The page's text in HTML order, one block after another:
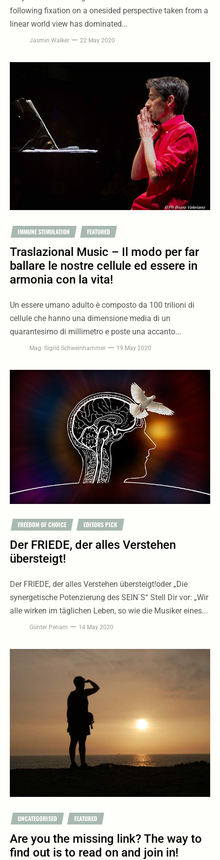
following fixation on a onesided perspective taken from a
linear world view has dominated...
Jasmin Walker 22 May 2020
IMMUNE STIMULATION FEATURED
Traslazional Music – Il modo per far
ballare le nostre cellule ed essere in
armonia con la vita!
Un essere umano adulto è composto da 100 trilioni di
cellule che hanno una dimensione media di un
quarantesimo di millimetro e poste una accanto...
Mag. Sigrid Schweinhammer 19 May 2020
FREEDOM OF CHOICE EDITORS PICK
Der FRIEDE, der alles Verstehen
übersteigt!
Der FRIEDE, der alles Verstehen übersteigt!oder „Die
synergetische Potenzierung des SEIN`S“ Stell Dir vor: „Wir
alle wirken im täglichen Leben, so wie die Musiker eines...
Günter Peham 14 May 2020
UNCATEGORISED FEATURED
Are you the missing link? The way to
find out is to read on and join in!